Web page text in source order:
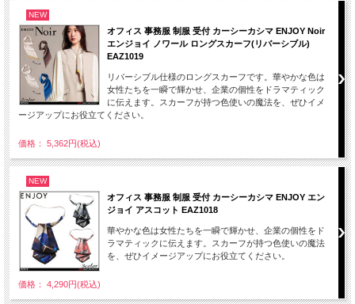
NEW
オフィス 事務服 制服 受付 カーシーカシマ ENJOY Noir
エンジョイ ノワール ロングスカーフ(リバーシブル)
EAZ1019
リバーシブル仕様のロングスカーフです。華やかな色は
女性たちを一瞬で輝かせ、企業の個性をドラマティック
に伝えます。スカーフが持つ色使いの魔法を、ぜひイメ
ージアップにお役立てください。
価格： 5,362円(税込)
NEW
オフィス 事務服 制服 受付 カーシーカシマ ENJOY エン
ジョイ アスコット EAZ1018
華やかな色は女性たちを一瞬で輝かせ、企業の個性をド
ラマティックに伝えます。スカーフが持つ色使いの魔法
を、ぜひイメージアップにお役立てください。
価格： 4,290円(税込)